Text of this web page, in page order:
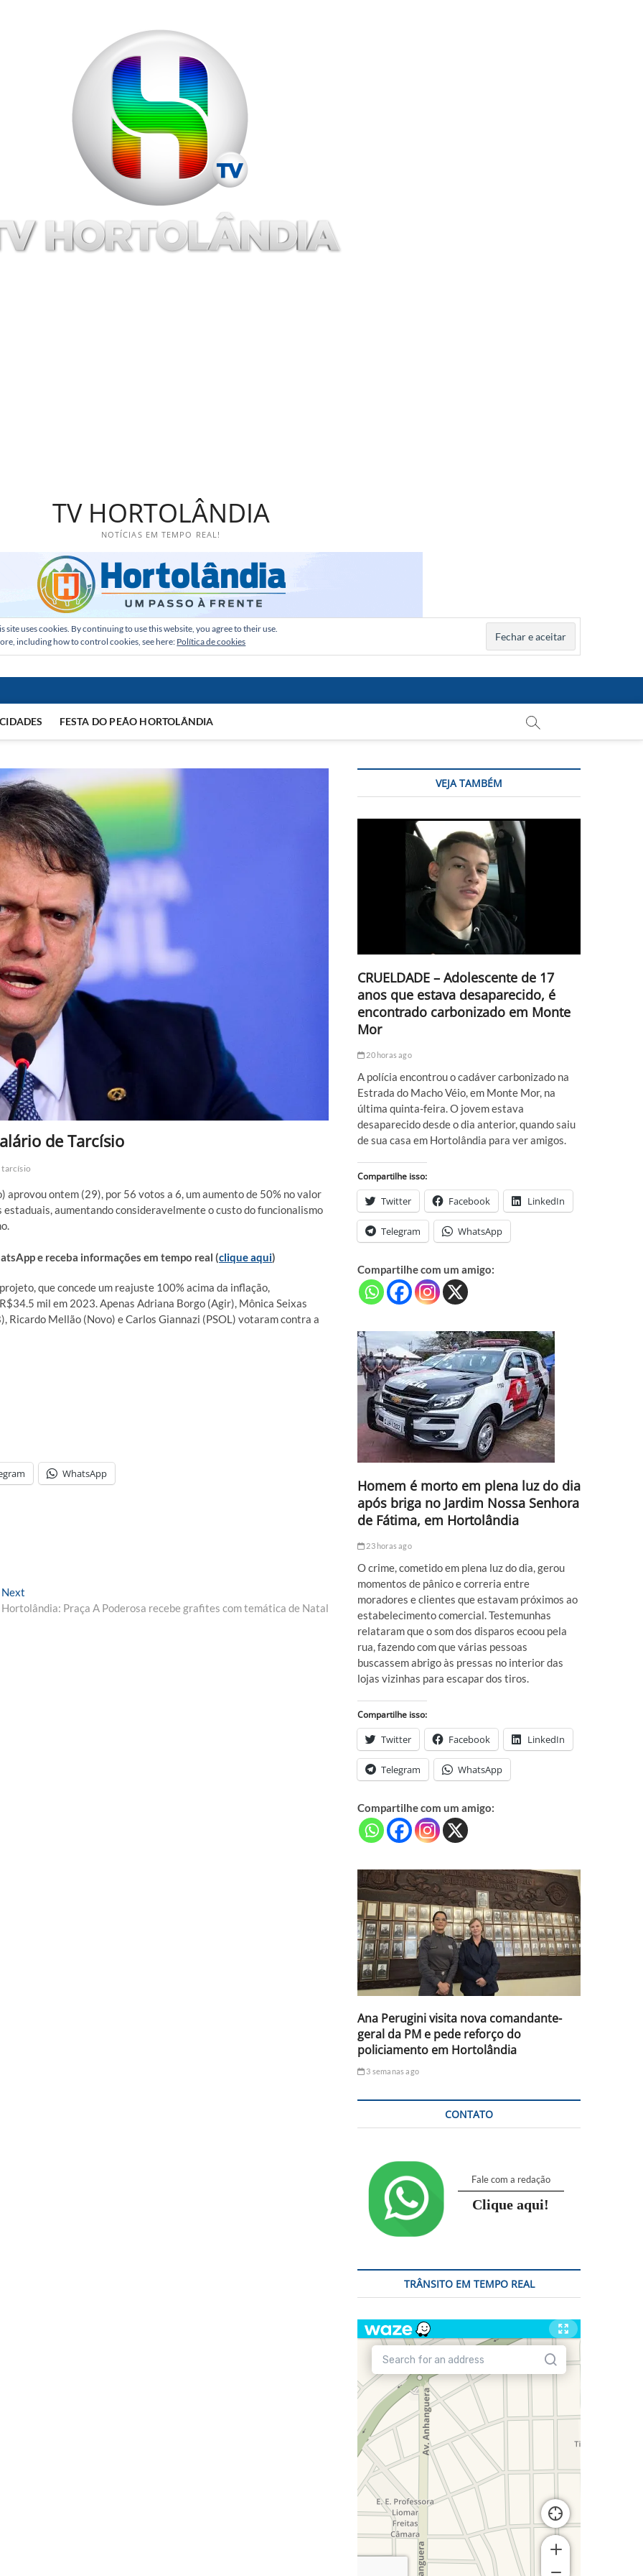
TV HORTOLÂNDIA
NOTÍCIAS EM TEMPO REAL!
site uses cookies. By continuing to use this website, you agree to their use.
including how to control cookies, see here: Política de cookies
CIDADES FESTA DO PEÃO HORTOLÂNDIA
de Tarcísio
tarcísio
aprovou ontem (29), por 56 votos a 6, um aumento de 50% no valor
aumentando consideravelmente o custo do funcionalismo
e receba informações em tempo real (clique aqui)
que concede um reajuste 100% acima da inflação,
mil em 2023. Apenas Adriana Borgo (Agir), Mônica Seixas
Ricardo Mellão (Novo) e Carlos Giannazi (PSOL) votaram contra a
WhatsApp
Next
post:
Hortolândia: Praça A Poderosa recebe grafites com temática de Natal
VEJA TAMBÉM
CRUELDADE – Adolescente de 17
anos que estava desaparecido, é
encontrado carbonizado em Monte
Mor
20 horas ago
A polícia encontrou o cadáver carbonizado na
Estrada do Macho Véio, em Monte Mor, na
última quinta-feira. O jovem estava
desaparecido desde o dia anterior, quando saiu
de sua casa em Hortolândia para ver amigos.
Compartilhe isso:
Twitter Facebook LinkedIn
Telegram WhatsApp
Compartilhe com um amigo:
Homem é morto em plena luz do dia
após briga no Jardim Nossa Senhora
de Fátima, em Hortolândia
23 horas ago
O crime, cometido em plena luz do dia, gerou
momentos de pânico e correria entre
moradores e clientes que estavam próximos ao
estabelecimento comercial. Testemunhas
relataram que o som dos disparos ecoou pela
rua, fazendo com que várias pessoas
buscassem abrigo às pressas no interior das
lojas vizinhas para escapar dos tiros.
Compartilhe isso:
Twitter Facebook LinkedIn
Telegram WhatsApp
Compartilhe com um amigo:
Ana Perugini visita nova comandante-
geral da PM e pede reforço do
policiamento em Hortolândia
3 semanas ago
CONTATO
Fale com a redação
Clique aqui!
TRÂNSITO EM TEMPO REAL